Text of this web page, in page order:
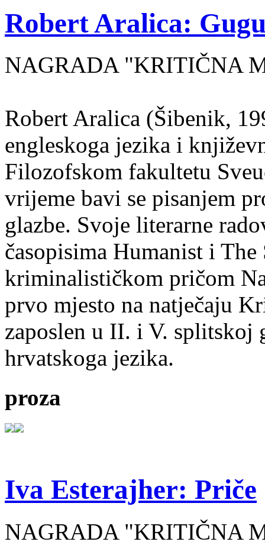
Robert Aralica:
NAGRADA "KRITIČNA
Robert Aralica (Šibenik,
engleskoga jezika i
Filozofskom fakultetu
vrijeme bavi se pisanjem
glazbe. Svoje literarne
časopisima Humanist i
kriminalističkom pričom
prvo mjesto na natječaju
zaposlen u II. i V. splitskoj
hrvatskoga jezika.
proza
Iva Esterajher: Priče
NAGRADA "KRITIČNA